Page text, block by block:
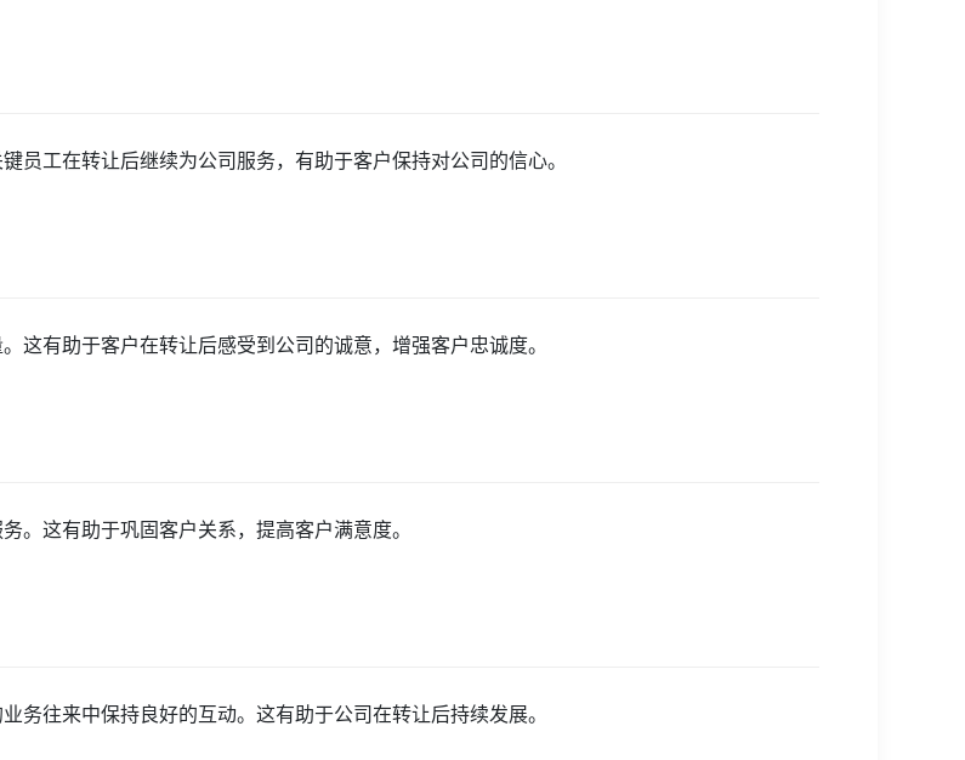
工在转让后继续为公司服务，有助于客户保持对公司的信心。
有助于客户在转让后感受到公司的诚意，增强客户忠诚度。
。这有助于巩固客户关系，提高客户满意度。
往来中保持良好的互动。这有助于公司在转让后持续发展。